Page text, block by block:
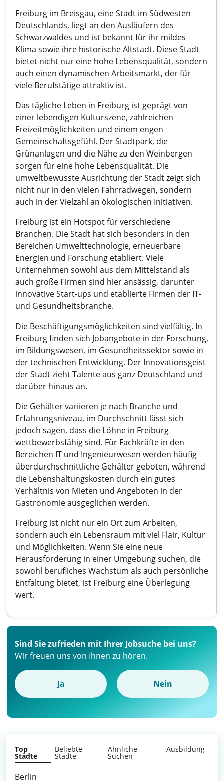
Freiburg im Breisgau, eine Stadt im Südwesten
Deutschlands, liegt an den Ausläufern des
Schwarzwaldes und ist bekannt für ihr mildes
Klima sowie ihre historische Altstadt. Diese Stadt
bietet nicht nur eine hohe Lebensqualität, sondern
auch einen dynamischen Arbeitsmarkt, der für
viele Berufstätige attraktiv ist.
Das tägliche Leben in Freiburg ist geprägt von
einer lebendigen Kulturszene, zahlreichen
Freizeitmöglichkeiten und einem engen
Gemeinschaftsgefühl. Der Stadtpark, die
Grünanlagen und die Nähe zu den Weinbergen
sorgen für eine hohe Lebensqualität. Die
umweltbewusste Ausrichtung der Stadt zeigt sich
nicht nur in den vielen Fahrradwegen, sondern
auch in der Vielzahl an ökologischen Initiativen.
Freiburg ist ein Hotspot für verschiedene
Branchen. Die Stadt hat sich besonders in den
Bereichen Umwelttechnologie, erneuerbare
Energien und Forschung etabliert. Viele
Unternehmen sowohl aus dem Mittelstand als
auch große Firmen sind hier ansässig, darunter
innovative Start-ups und etablierte Firmen der IT-
und Gesundheitsbranche.
Die Beschäftigungsmöglichkeiten sind vielfältig. In
Freiburg finden sich Jobangebote in der Forschung,
im Bildungswesen, im Gesundheitssektor sowie in
der technischen Entwicklung. Der Innovationsgeist
der Stadt zieht Talente aus ganz Deutschland und
darüber hinaus an.
Die Gehälter variieren je nach Branche und
Erfahrungsniveau, im Durchschnitt lässt sich
jedoch sagen, dass die Löhne in Freiburg
wettbewerbsfähig sind. Für Fachkräfte in den
Bereichen IT und Ingenieurwesen werden häufig
überdurchschnittliche Gehälter geboten, während
die Lebenshaltungskosten durch ein gutes
Verhältnis von Mieten und Angeboten in der
Gastronomie ausgeglichen werden.
Freiburg ist nicht nur ein Ort zum Arbeiten,
sondern auch ein Lebensraum mit viel Flair, Kultur
und Möglichkeiten. Wenn Sie eine neue
Herausforderung in einer Umgebung suchen, die
sowohl berufliches Wachstum als auch persönliche
Entfaltung bietet, ist Freiburg eine Überlegung
wert.
Sind Sie zufrieden mit Ihrer Jobsuche bei uns?
Wir freuen uns von Ihnen zu hören.
Ja Nein
Top
Städte
Beliebte
Städte
Ähnliche
Suchen
Ausbildung
Berlin